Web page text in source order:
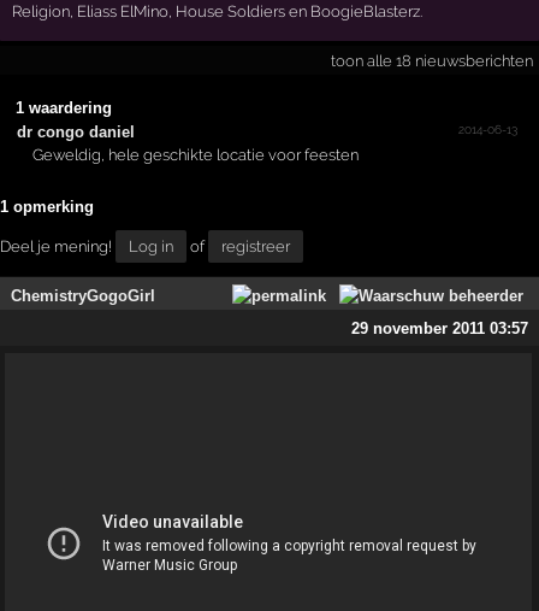
Religion, Eliass ElMino, House Soldiers en BoogieBlasterz.
toon alle 18 nieuwsberichten
1 waardering
dr congo daniel
2014-06-13
Geweldig, hele geschikte locatie voor feesten
1 opmerking
Deel je mening! Log in of registreer
ChemistryGogoGirl
29 november 2011 03:57